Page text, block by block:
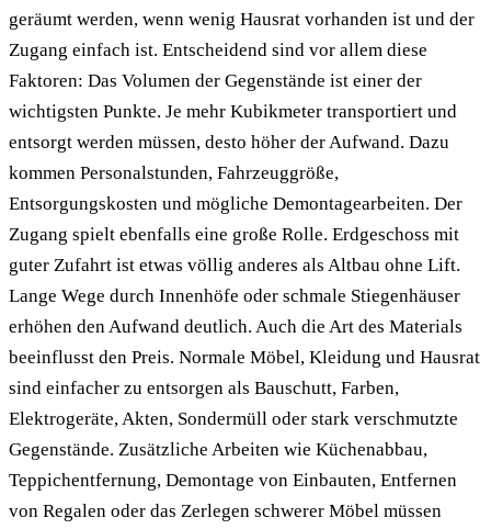
geräumt werden, wenn wenig Hausrat vorhanden ist und der
Zugang einfach ist. Entscheidend sind vor allem diese
Faktoren: Das Volumen der Gegenstände ist einer der
wichtigsten Punkte. Je mehr Kubikmeter transportiert und
entsorgt werden müssen, desto höher der Aufwand. Dazu
kommen Personalstunden, Fahrzeuggröße,
Entsorgungskosten und mögliche Demontagearbeiten. Der
Zugang spielt ebenfalls eine große Rolle. Erdgeschoss mit
guter Zufahrt ist etwas völlig anderes als Altbau ohne Lift.
Lange Wege durch Innenhöfe oder schmale Stiegenhäuser
erhöhen den Aufwand deutlich. Auch die Art des Materials
beeinflusst den Preis. Normale Möbel, Kleidung und Hausrat
sind einfacher zu entsorgen als Bauschutt, Farben,
Elektrogeräte, Akten, Sondermüll oder stark verschmutzte
Gegenstände. Zusätzliche Arbeiten wie Küchenabbau,
Teppichentfernung, Demontage von Einbauten, Entfernen
von Regalen oder das Zerlegen schwerer Möbel müssen